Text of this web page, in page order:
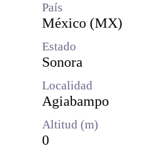
País
México (MX)
Estado
Sonora
Localidad
Agiabampo
Altitud (m)
0